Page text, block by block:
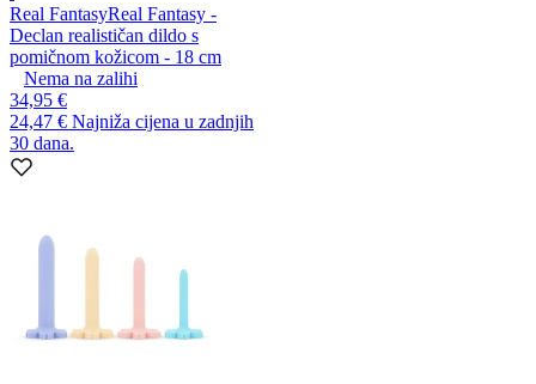
Real FantasyReal Fantasy -
Declan realističan dildo s
pomičnom kožicom - 18 cm
Nema na zalihi
34,95 €
24,47 € Najniža cijena u zadnjih
30 dana.